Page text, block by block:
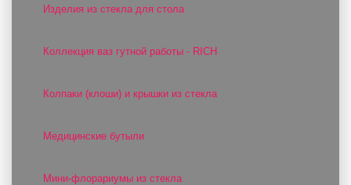
Изделия из стекла для стола
Коллекция ваз гутной работы - RICH
Колпаки (клоши) и крышки из стекла
Медицинские бутыли
Мини-флорариумы из стекла